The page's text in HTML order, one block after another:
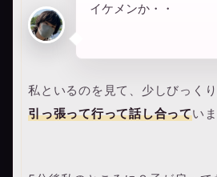
イケメンか・・
私といるのを見て、少しびっく
引っ張って行って話し合っていま